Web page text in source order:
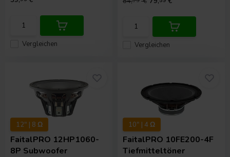
Vergleichen Vergleichen
12" | 8 Ω
FaitalPRO 12HP1060-
8P Subwoofer
10" | 4 Ω
FaitalPRO 10FE200-4F
Tiefmitteltöner